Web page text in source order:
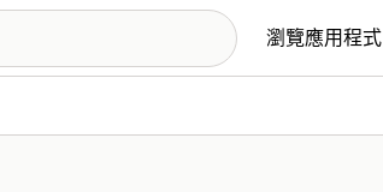
瀏覽應用程式